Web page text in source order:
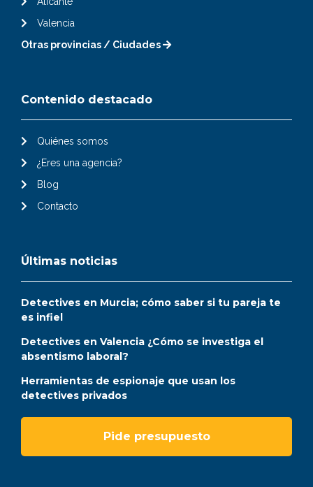
Valencia
Otras provincias / Ciudades
Contenido destacado
Quiénes somos
¿Eres una agencia?
Blog
Contacto
Últimas noticias
Detectives en Murcia; cómo saber si tu pareja te
es infiel
Detectives en Valencia ¿Cómo se investiga el
absentismo laboral?
Herramientas de espionaje que usan los
detectives privados
Pide presupuesto